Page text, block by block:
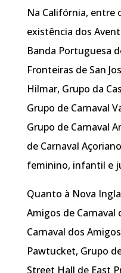
Na Califórnia, entre
existência dos
Banda Portuguesa
Fronteiras de San
Hilmar, Grupo da
Grupo de Carnaval
Grupo de Carnaval
de Carnaval
feminino, infantil e
Quanto à Nova
Amigos de Carnaval
Carnaval dos
Pawtucket, Grupo
Street Hall de East